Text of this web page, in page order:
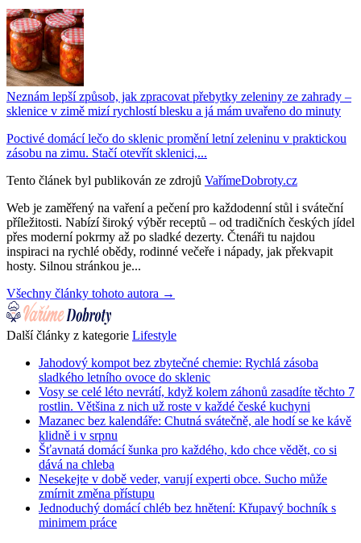
Neznám lepší způsob, jak zpracovat přebytky zeleniny ze zahrady –
sklenice v zimě mizí rychlostí blesku a já mám uvařeno do minuty
Poctivé domácí lečo do sklenic promění letní zeleninu v praktickou
zásobu na zimu. Stačí otevřít sklenici,...
Tento článek byl publikován ze zdrojů VařímeDobroty.cz
Web je zaměřený na vaření a pečení pro každodenní stůl i sváteční
příležitosti. Nabízí široký výběr receptů – od tradičních českých jídel
přes moderní pokrmy až po sladké dezerty. Čtenáři tu najdou
inspiraci na rychlé obědy, rodinné večeře i nápady, jak překvapit
hosty. Silnou stránkou je...
Všechny články tohoto autora →
Další články z kategorie Lifestyle
Jahodový kompot bez zbytečné chemie: Rychlá zásoba
sladkého letního ovoce do sklenic
Vosy se celé léto nevrátí, když kolem záhonů zasadíte těchto 7
rostlin. Většina z nich už roste v každé české kuchyni
Mazanec bez kalendáře: Chutná svátečně, ale hodí se ke kávě
klidně i v srpnu
Šťavnatá domácí šunka pro každého, kdo chce vědět, co si
dává na chleba
Nesekejte v době veder, varují experti obce. Sucho může
zmírnit změna přístupu
Jednoduchý domácí chléb bez hnětení: Křupavý bochník s
minimem práce